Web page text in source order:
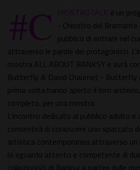
#C HIOSTROTALK è un
- Chiostro del
pubblico di entrare nel
attraverso le parole dei protagonisti.
mostra ALL ABOUT BANKSY e avrà
Butterfly & David Chaumet - Butterfly
prima volta hanno aperto il loro
completo, per una mostra.
L'incontro dedicato al pubblico adulto
consentirà di conoscere uno spaccato
artistica contemporanea attraverso
lo sguardo attento e competente di
collezionisti di Banksy a partire dalle